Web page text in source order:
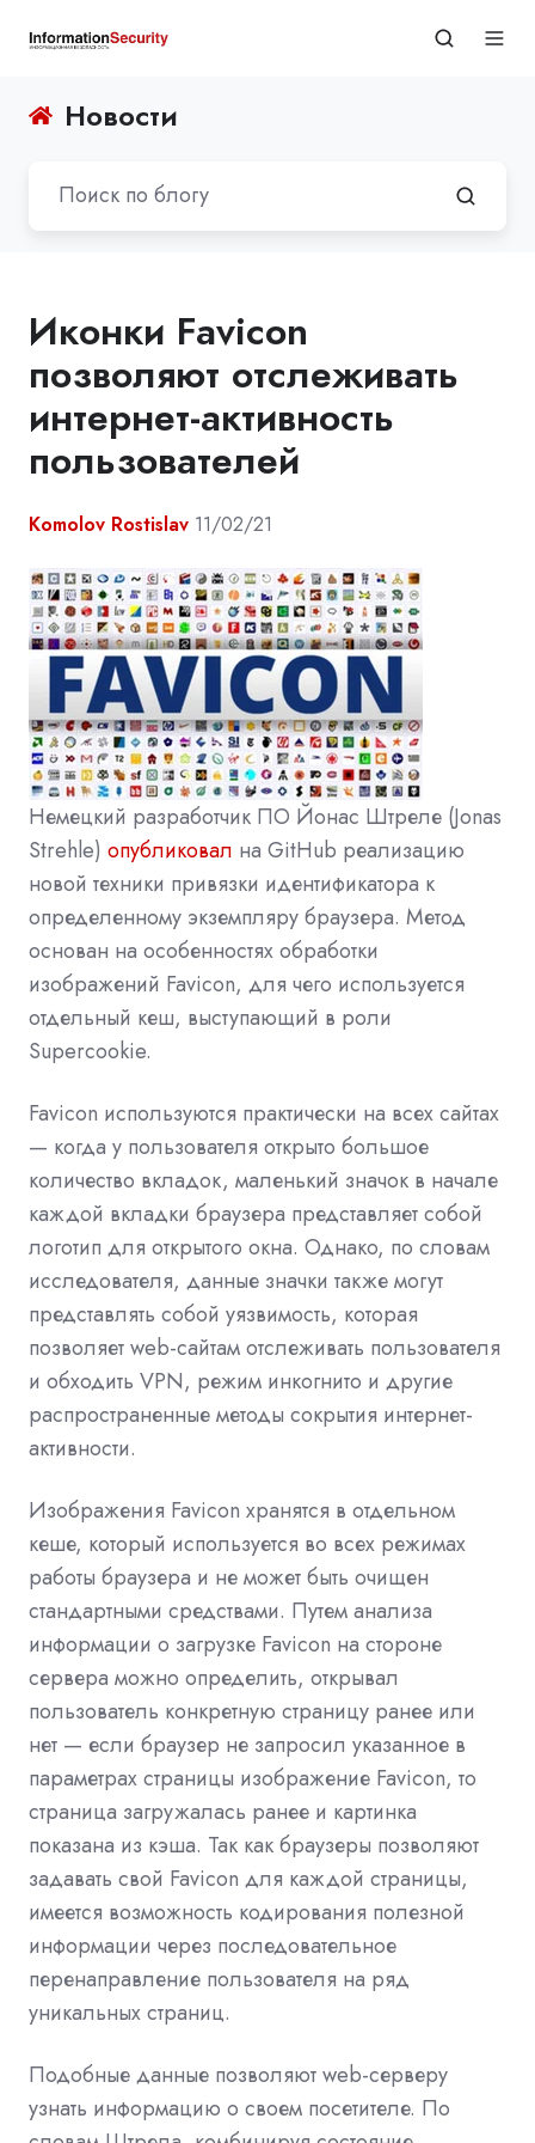
Новости
Иконки Favicon
позволяют отслеживать
интернет-активность
пользователей
Komolov Rostislav 11/02/21
Немецкий разработчик ПО Йонас Штреле (Jonas
Strehle) опубликовал на GitHub реализацию
новой техники привязки идентификатора к
определенному экземпляру браузера. Метод
основан на особенностях обработки
изображений Favicon, для чего используется
отдельный кеш, выступающий в роли
Supercookie.
Favicon используются практически на всех сайтах
— когда у пользователя открыто большое
количество вкладок, маленький значок в начале
каждой вкладки браузера представляет собой
логотип для открытого окна. Однако, по словам
исследователя, данные значки также могут
представлять собой уязвимость, которая
позволяет web-сайтам отслеживать пользователя
и обходить VPN, режим инкогнито и другие
распространенные методы сокрытия интернет-
активности.
Изображения Favicon хранятся в отдельном
кеше, который используется во всех режимах
работы браузера и не может быть очищен
стандартными средствами. Путем анализа
информации о загрузке Favicon на стороне
сервера можно определить, открывал
пользователь конкретную страницу ранее или
нет — если браузер не запросил указанное в
параметрах страницы изображение Favicon, то
страница загружалась ранее и картинка
показана из кэша. Так как браузеры позволяют
задавать свой Favicon для каждой страницы,
имеется возможность кодирования полезной
информации через последовательное
перенаправление пользователя на ряд
уникальных страниц.
Подобные данные позволяют web-серверу
узнать информацию о своем посетителе. По